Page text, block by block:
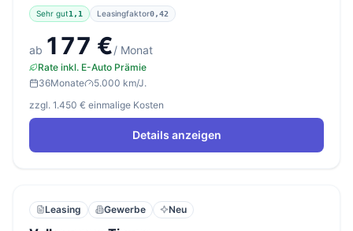
Sehr gut1,1 Leasingfaktor0,42
ab 177 €/ Monat
Rate inkl. E-Auto Prämie
36Monate
5.000 km/J.
zzgl. 1.450 € einmalige Kosten
Details anzeigen
Leasing Gewerbe Neu